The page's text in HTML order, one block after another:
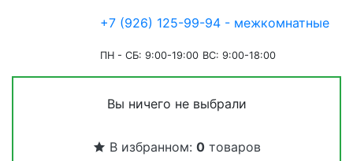
+7 (926) 125-99-94 - межкомнатные
ПН - СБ: 9:00-19:00 ВС: 9:00-18:00
Вы ничего не выбрали
В избранном: 0товаров